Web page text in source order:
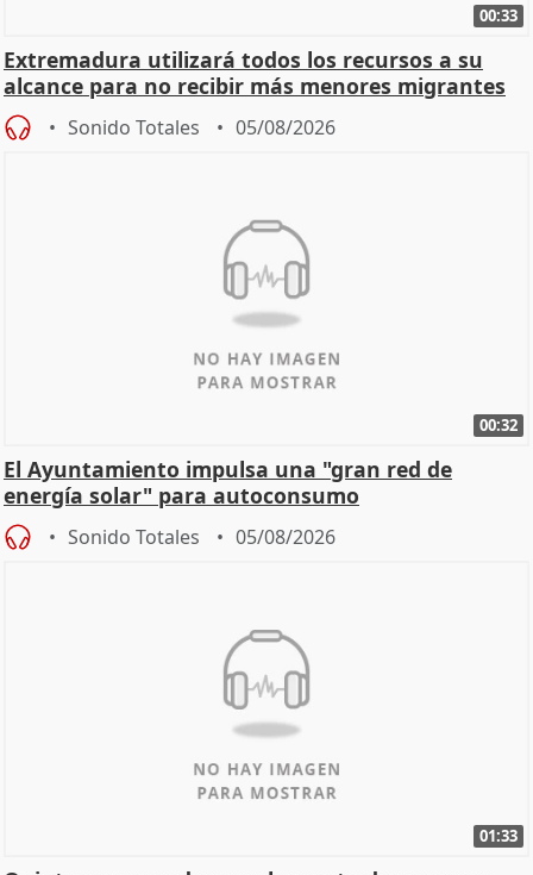
00:33
Extremadura utilizará todos los recursos a su
alcance para no recibir más menores migrantes
Sonido Totales 05/08/2026
00:32
El Ayuntamiento impulsa una "gran red de
energía solar" para autoconsumo
Sonido Totales 05/08/2026
01:33